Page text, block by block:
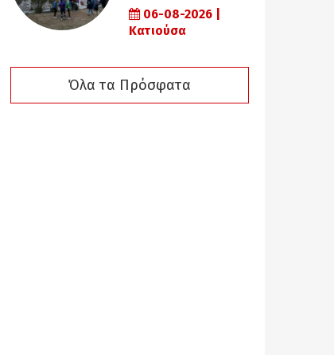
06-08-2026 |
Κατιούσα
Όλα τα Πρόσφατα